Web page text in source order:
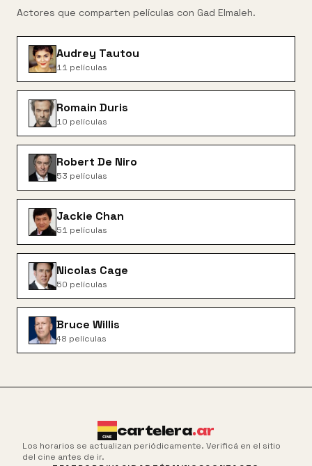
Actores que comparten películas con Gad Elmaleh.
Audrey Tautou
11 películas
Romain Duris
10 películas
Robert De Niro
53 películas
Jackie Chan
51 películas
Nicolas Cage
50 películas
Bruce Willis
48 películas
cartelera.ar
Los horarios se actualizan periódicamente. Verificá en el sitio
del cine antes de ir.